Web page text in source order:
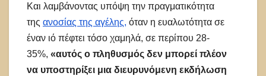
Και λαμβάνοντας υπόψη την πραγματικότητα
της ανοσίας της αγέλης, όταν η ευαλωτότητα σε
έναν ιό πέφτει τόσο χαμηλά, σε περίπου 28-
35%, «αυτός ο πληθυσμός δεν μπορεί πλέον
να υποστηρίξει μια διευρυνόμενη εκδήλωση